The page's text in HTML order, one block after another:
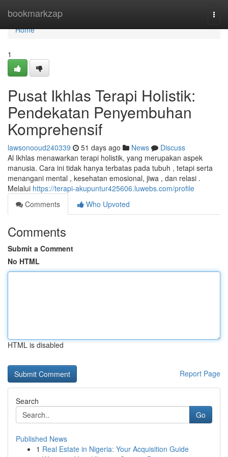
bookmarkzap
Home
Home
1
Pusat Ikhlas Terapi Holistik:
Pendekatan Penyembuhan
Komprehensif
lawsonooud240339 51 days ago News
Discuss
Al Ikhlas menawarkan terapi holistik, yang merupakan aspek
manusia. Cara ini tidak hanya terbatas pada tubuh , tetapi serta
menangani mental , kesehatan emosional, jiwa , dan relasi .
Melalui https://terapi-akupuntur425606.luwebs.com/profile
Comments
Who Upvoted
Comments
Submit a Comment
No HTML
HTML is disabled
Report Page
Search
Go
Published News
1 Real Estate in Nigeria: Your Acquisition Guide